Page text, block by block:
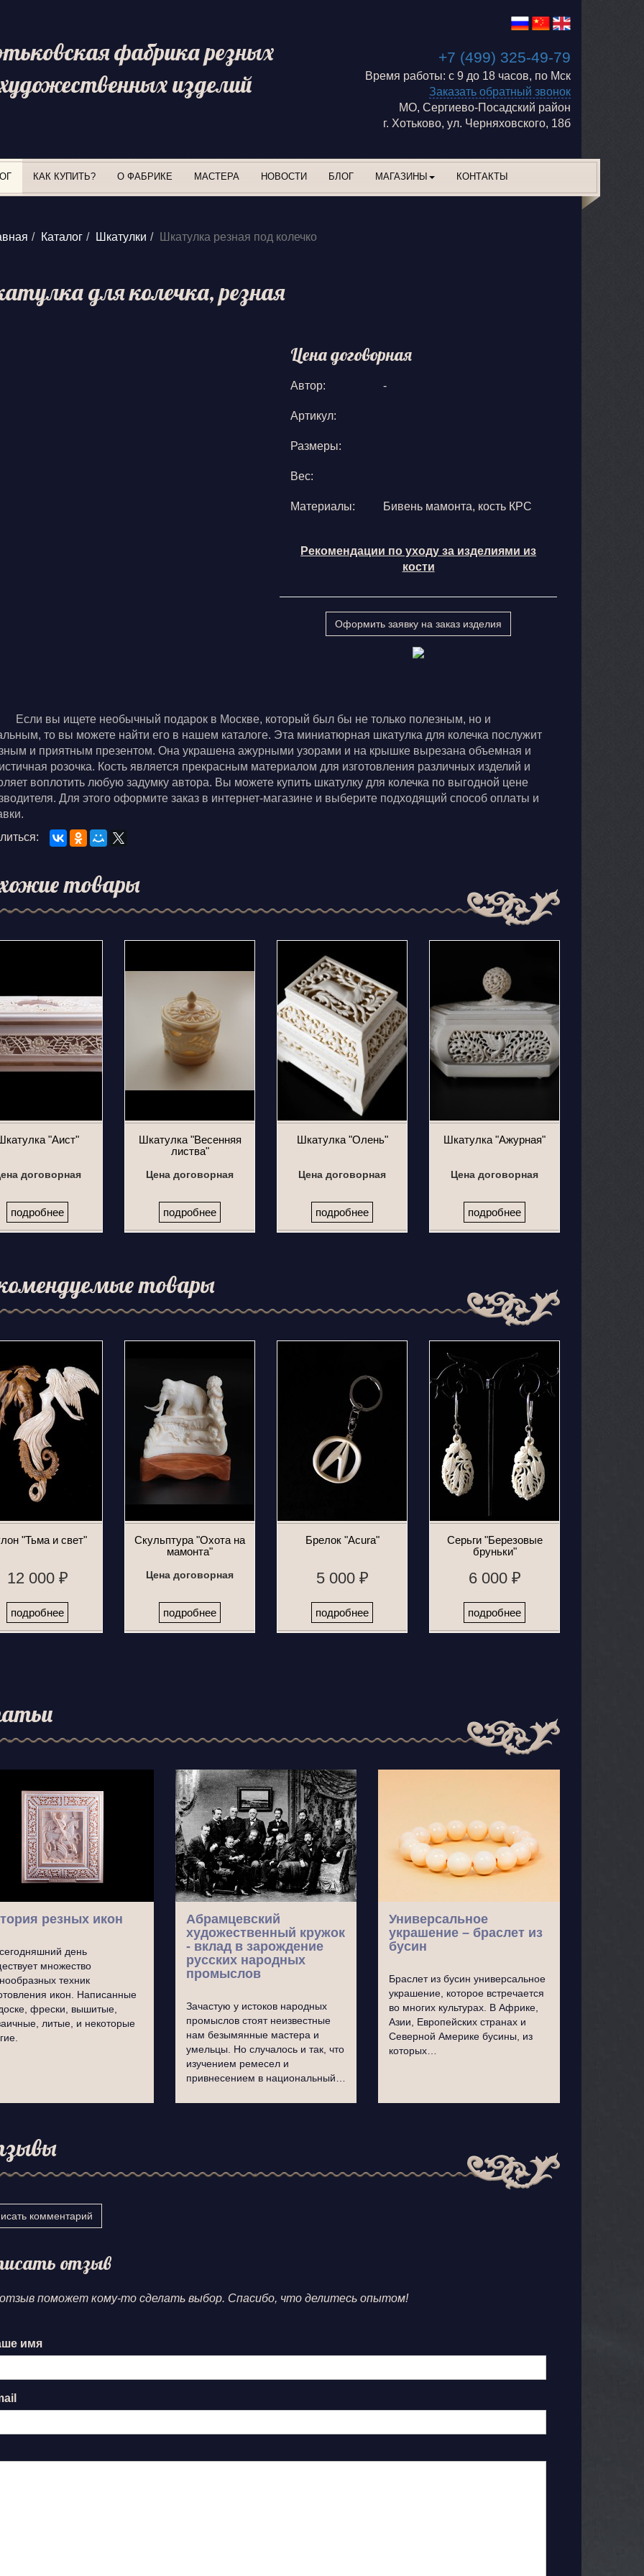
фабрика резных
художественных изделий
+7 (499) 325-49-79
Время работы: с 9 до 18 часов, по Мск
Заказать обратный звонок
МО, Сергиево-Посадский район
г. Хотьково, ул. Черняховского, 18б
КАК КУПИТЬ? О ФАБРИКЕ МАСТЕРА НОВОСТИ БЛОГ МАГАЗИНЫ КОНТАКТЫ
Каталог Шкатулки Шкатулка резная под колечко
для колечка, резная
Цена договорная
Автор: -
Артикул:
Размеры:
Вес:
Материалы: Бивень мамонта, кость КРС
Рекомендации по уходу за изделиями из
кости
Оформить заявку на заказ изделия
Если вы ищете необычный подарок в Москве, который был бы не только полезным, но и
то вы можете найти его в нашем каталоге. Эта миниатюрная шкатулка для колечка послужит
и приятным презентом. Она украшена ажурными узорами и на крышке вырезана объемная и
розочка. Кость является прекрасным материалом для изготовления различных изделий и
воплотить любую задумку автора. Вы можете купить шкатулку для колечка по выгодной цене
Для этого оформите заказ в интернет-магазине и выберите подходящий способ оплаты и
товары
"Аист"
договорная
подробнее
Шкатулка "Весенняя
листва"
Цена договорная
подробнее
Шкатулка "Олень"
Цена договорная
подробнее
Шкатулка "Ажурная"
Цена договорная
подробнее
товары
"Тьма и свет"
12 000 ₽
подробнее
Скульптура "Охота на
мамонта"
Цена договорная
подробнее
Брелок "Acura"
5 000 ₽
подробнее
Серьги "Березовые
бруньки"
6 000 ₽
подробнее
резных икон
день
множество
техник
икон. Написанные
фрески, вышитые,
литые, и некоторые
Абрамцевский
художественный кружок
- вклад в зарождение
русских народных
промыслов
Зачастую у истоков народных
промыслов стоят неизвестные
нам безымянные мастера и
умельцы. Но случалось и так, что
изучением ремесел и
привнесением в национальный…
Универсальное
украшение – браслет из
бусин
Браслет из бусин универсальное
украшение, которое встречается
во многих культурах. В Африке,
Азии, Европейских странах и
Северной Америке бусины, из
которых…
комментарий
отзыв
поможет кому-то сделать выбор. Спасибо, что делитесь опытом!
имя